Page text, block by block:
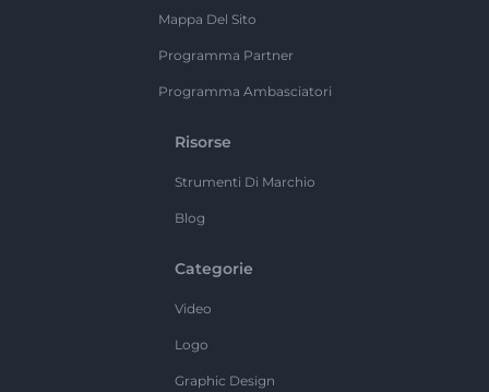
Mappa Del Sito
Programma Partner
Programma Ambasciatori
Risorse
Strumenti Di Marchio
Blog
Categorie
Video
Logo
Graphic Design